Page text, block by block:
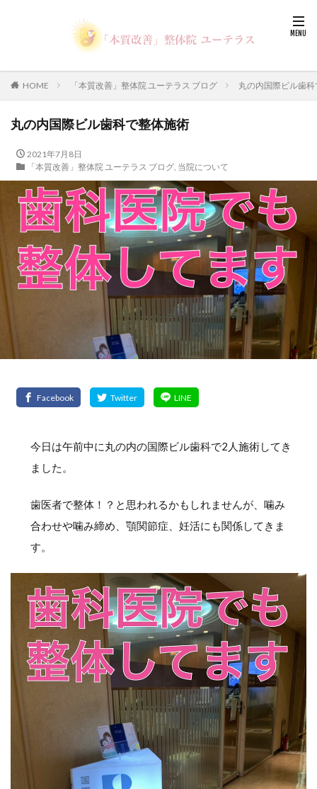
HOME 「本質改善」整体院 ユーテラス ブログ 丸の内国際ビル歯
丸の内国際ビル歯科で整体施術
2021年7月8日
「本質改善」整体院 ユーテラス ブログ, 当院について
今日は午前中に丸の内の国際ビル歯科で2人施術してき
ました。
歯医者で整体！？と思われるかもしれませんが、噛み
合わせや噛み締め、顎関節症、妊活にも関係してきま
す。